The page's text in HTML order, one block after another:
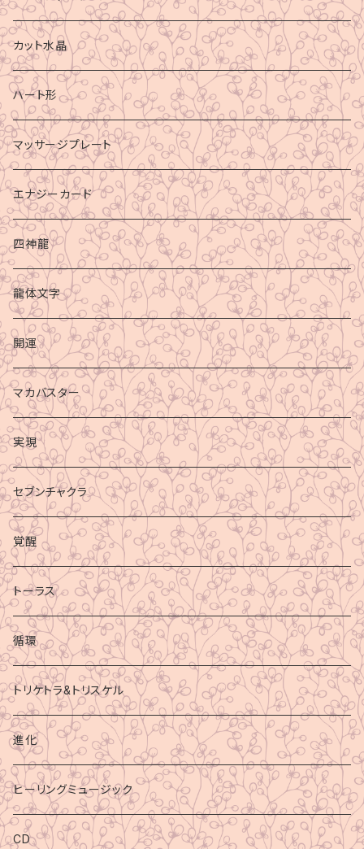
カット水晶
ハート形
マッサージプレート
エナジーカード
四神龍
龍体文字
開運
マカバスター
実現
セブンチャクラ
覚醒
トーラス
循環
トリケトラ&トリスケル
進化
ヒーリングミュージック
CD